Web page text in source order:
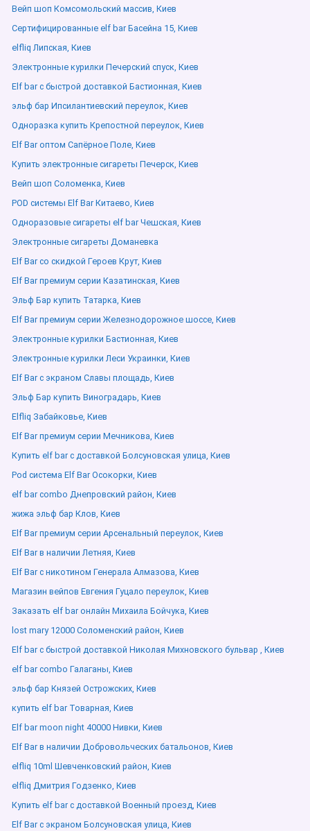
Вейп шоп Комсомольский массив, Киев
Сертифицированные elf bar Басейна 15, Киев
elfliq Липская, Киев
Электронные курилки Печерский спуск, Киев
Elf bar с быстрой доставкой Бастионная, Киев
эльф бар Ипсилантиевский переулок, Киев
Одноразка купить Крепостной переулок, Киев
Elf Bar оптом Сапёрное Поле, Киев
Купить электронные сигареты Печерск, Киев
Вейп шоп Соломенка, Киев
POD системы Elf Bar Китаево, Киев
Одноразовые сигареты elf bar Чешская, Киев
Электронные сигареты Доманевка
Elf Bar со скидкой Героев Крут, Киев
Elf Bar премиум серии Казатинская, Киев
Эльф Бар купить Татарка, Киев
Elf Bar премиум серии Железнодорожное шоссе, Киев
Электронные курилки Бастионная, Киев
Электронные курилки Леси Украинки, Киев
Elf Bar с экраном Славы площадь, Киев
Эльф Бар купить Виноградарь, Киев
Elfliq Забайковье, Киев
Elf Bar премиум серии Мечникова, Киев
Купить elf bar с доставкой Болсуновская улица, Киев
Pod система Elf Bar Осокорки, Киев
elf bar combo Днепровский район, Киев
жижа эльф бар Клов, Киев
Elf Bar премиум серии Арсенальный переулок, Киев
Elf Bar в наличии Летняя, Киев
Elf Bar с никотином Генерала Алмазова, Киев
Магазин вейпов Евгения Гуцало переулок, Киев
Заказать elf bar онлайн Михаила Бойчука, Киев
lost mary 12000 Соломенский район, Киев
Elf bar с быстрой доставкой Николая Михновского бульвар , Киев
elf bar combo Галаганы, Киев
эльф бар Князей Острожских, Киев
купить elf bar Товарная, Киев
Elf bar moon night 40000 Нивки, Киев
Elf Bar в наличии Добровольческих батальонов, Киев
elfliq 10ml Шевченковский район, Киев
elfliq Дмитрия Годзенко, Киев
Купить elf bar с доставкой Военный проезд, Киев
Elf Bar с экраном Болсуновская улица, Киев